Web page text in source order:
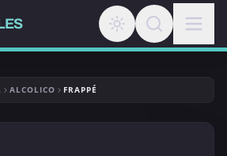
ALCOLICO FRAPPÉ